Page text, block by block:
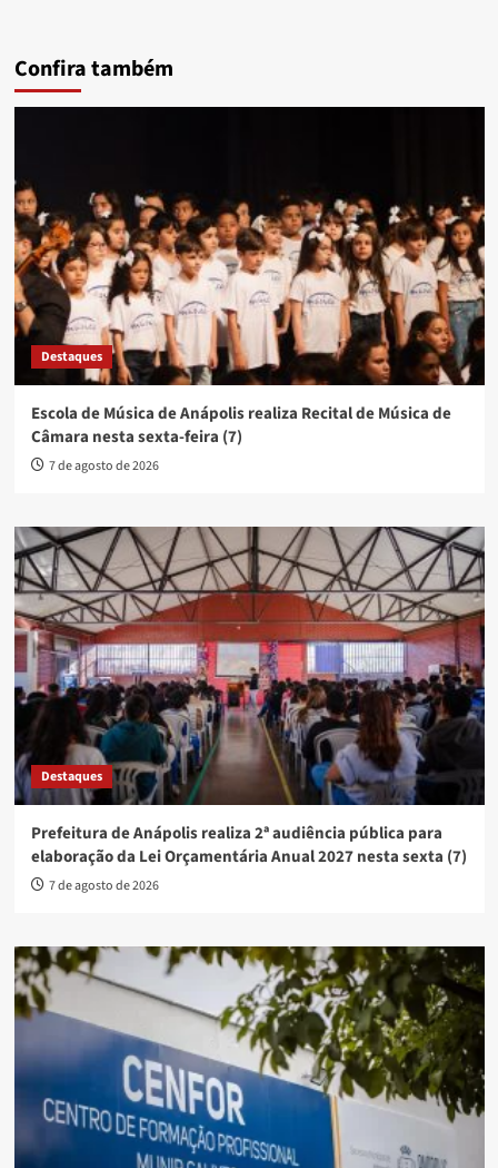
Confira também
Destaques
Escola de Música de Anápolis realiza Recital de Música de
Câmara nesta sexta-feira (7)
7 de agosto de 2026
Destaques
Prefeitura de Anápolis realiza 2ª audiência pública para
elaboração da Lei Orçamentária Anual 2027 nesta sexta (7)
7 de agosto de 2026